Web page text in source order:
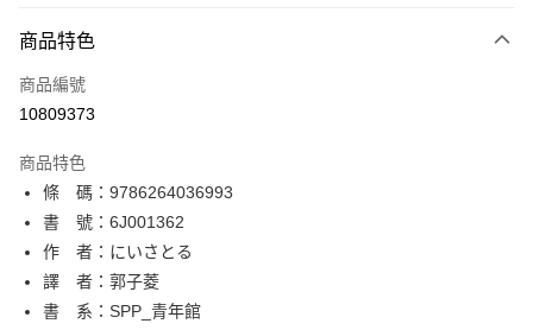
信用卡一次付款
超商取貨付款
相關說明
【關於「AFTEE先享後付」】
AFTEE先享後付是「在收到商品之後才付款」的支付方式。 讓您購物簡單
便利好安心！
１．簡單：不需註冊會員、不需綁卡、不需儲值。
２．便利：只要手機號碼，簡訊認證，即可結帳。
３．安心：先確認商品／服務後，再付款。
ATM付款
運送方式
全家取貨付款
商品特色
商品編號
10809373
商品特色
條 碼：9786264036993
書 號：6J001362
作 者：にいさとる
譯 者：郭子菱
書 系：SPP_青年館